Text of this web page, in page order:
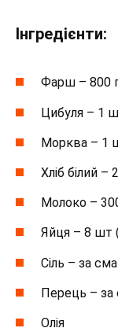
Інгредієнти:
Фарш – 800
Цибуля – 1
Морква – 1
Хліб білий –
Молоко –
Яйця – 8 шт
Сіль – за
Перець –
Олія